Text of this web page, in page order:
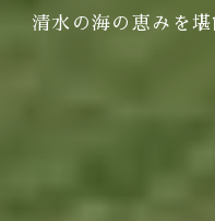
清水の海の恵みを